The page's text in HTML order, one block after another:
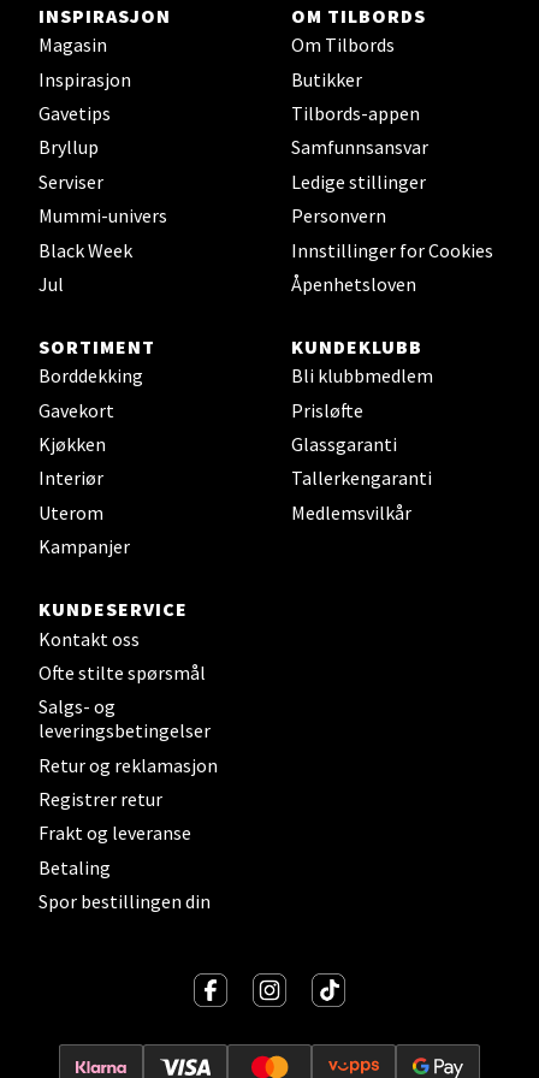
INSPIRASJON
Magasin
Inspirasjon
Gavetips
Bryllup
Serviser
Mummi-univers
Black Week
Jul
OM TILBORDS
Om Tilbords
Butikker
Tilbords-appen
Samfunnsansvar
Ledige stillinger
Personvern
Innstillinger for Cookies
Åpenhetsloven
SORTIMENT
Borddekking
Gavekort
Kjøkken
Interiør
Uterom
Kampanjer
KUNDEKLUBB
Bli klubbmedlem
Prisløfte
Glassgaranti
Tallerkengaranti
Medlemsvilkår
KUNDESERVICE
Kontakt oss
Ofte stilte spørsmål
Salgs- og
leveringsbetingelser
Retur og reklamasjon
Registrer retur
Frakt og leveranse
Betaling
Spor bestillingen din
Oslo - Thon Senter Storo
Åpent i dag 10-21
Lillehammer - Strandtorget
Strandtorget, 2609 Lillehammer
Strømmen - Thon Senter Strømmen
Støperivn. 5, 2010 Strømmen
Åpent i dag 10-21
0 i butikk
Sunndalsøra - Alti Sunndal